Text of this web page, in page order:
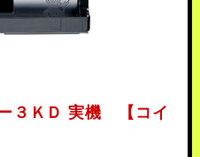
３ＫＤ 実機 【コイ